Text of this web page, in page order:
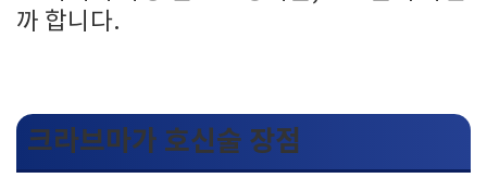
까 합니다.
크라브마가 호신술 장점